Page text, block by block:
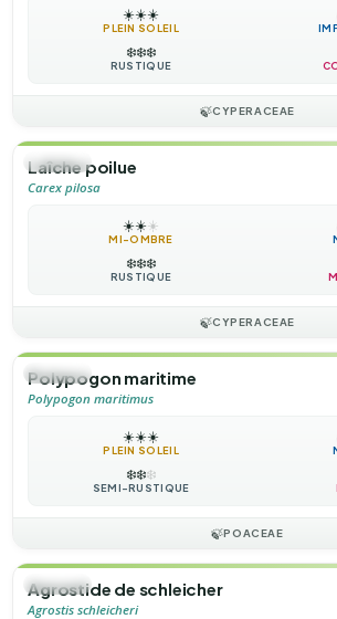
☀️☀️☀️
PLEIN SOLEIL
❄️❄️❄️
RUSTIQUE
🍃CYPERACEAE
🌿HERBE
Laîche poilue
Carex pilosa
☀️☀️☀️
MI-OMBRE
❄️❄️❄️
RUSTIQUE
🍃CYPERACEAE
🌿HERBE
Polypogon maritime
Polypogon maritimus
☀️☀️☀️
PLEIN SOLEIL
❄️❄️❄️
SEMI-RUSTIQUE
🍃POACEAE
🌿HERBE
Agrostide de schleicher
Agrostis schleicheri